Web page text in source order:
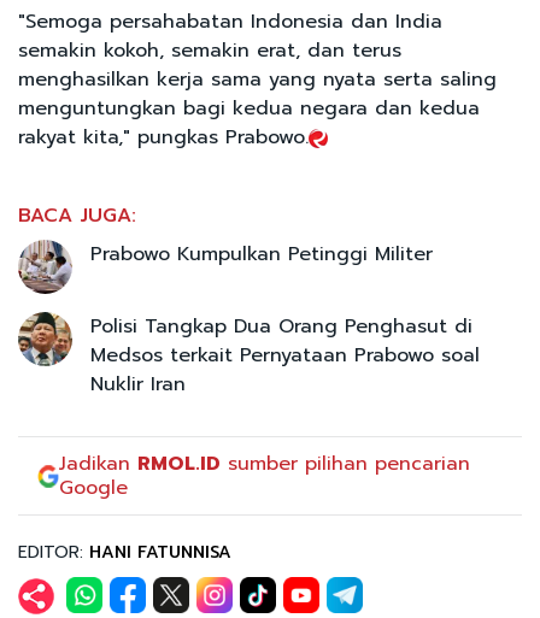
"Semoga persahabatan Indonesia dan India
semakin kokoh, semakin erat, dan terus
menghasilkan kerja sama yang nyata serta saling
menguntungkan bagi kedua negara dan kedua
rakyat kita," pungkas Prabowo.
BACA JUGA:
Prabowo Kumpulkan Petinggi Militer
Polisi Tangkap Dua Orang Penghasut di
Medsos terkait Pernyataan Prabowo soal
Nuklir Iran
Jadikan RMOL.ID sumber pilihan pencarian
Google
EDITOR: HANI FATUNNISA